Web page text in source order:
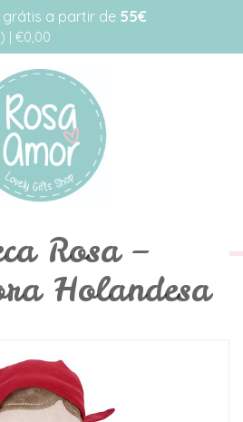
grátis a partir de 55€
| €0,00
Rosa –
Holandesa